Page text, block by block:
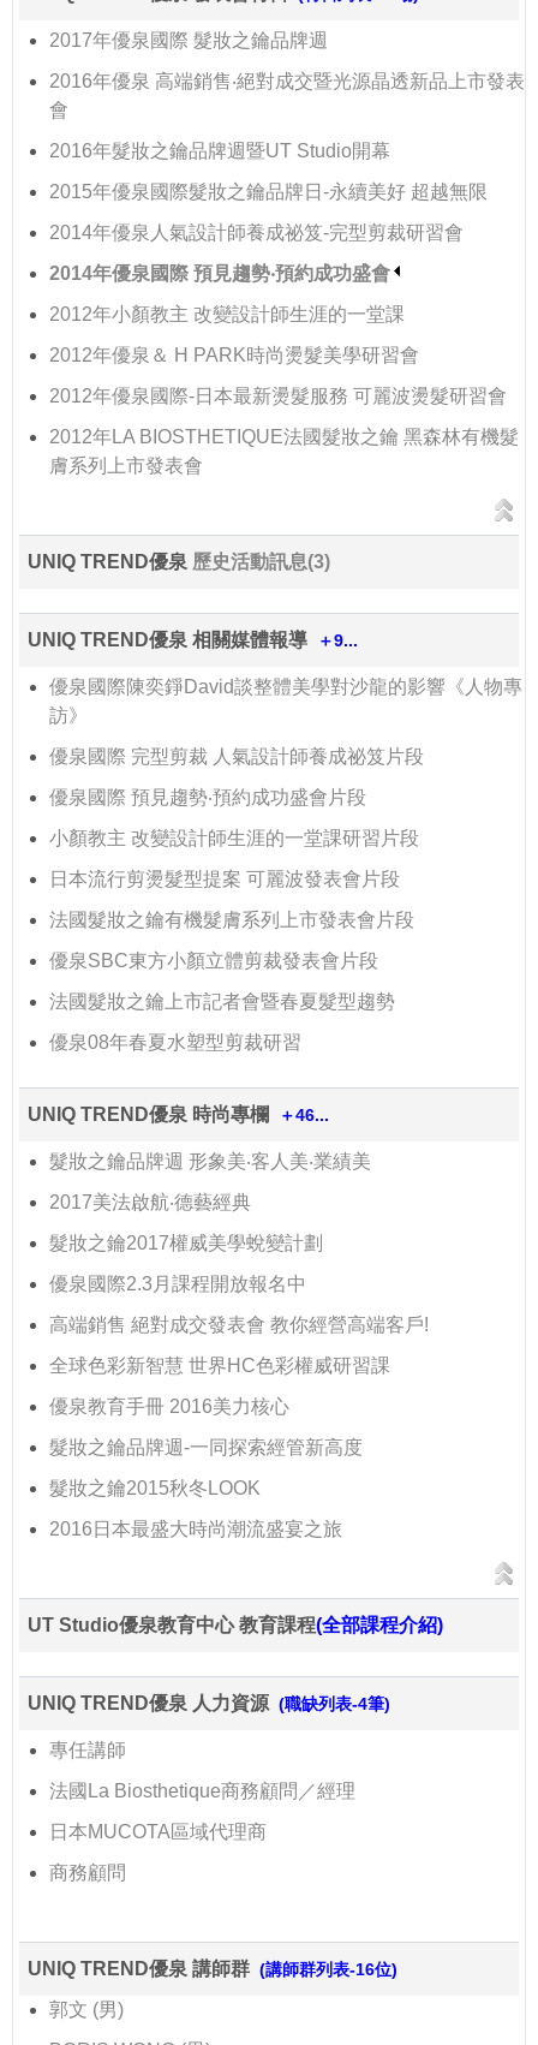
2017年優泉國際 髮妝之鑰品牌週
2016年優泉 高端銷售‧絕對成交暨光源晶透新品上市發表
會
2016年髮妝之鑰品牌週暨UT Studio開幕
2015年優泉國際髮妝之鑰品牌日-永續美好 超越無限
2014年優泉人氣設計師養成祕笈-完型剪裁研習會
2014年優泉國際 預見趨勢‧預約成功盛會
2012年小顏教主 改變設計師生涯的一堂課
2012年優泉＆ H PARK時尚燙髮美學研習會
2012年優泉國際-日本最新燙髮服務 可麗波燙髮研習會
2012年LA BIOSTHETIQUE法國髮妝之鑰 黑森林有機髮
膚系列上市發表會
UNIQ TREND優泉 歷史活動訊息(3)
UNIQ TREND優泉 相關媒體報導 ＋9...
優泉國際陳奕錚David談整體美學對沙龍的影響《人物專
訪》
優泉國際 完型剪裁 人氣設計師養成祕笈片段
優泉國際 預見趨勢‧預約成功盛會片段
小顏教主 改變設計師生涯的一堂課研習片段
日本流行剪燙髮型提案 可麗波發表會片段
法國髮妝之鑰有機髮膚系列上市發表會片段
優泉SBC東方小顏立體剪裁發表會片段
法國髮妝之鑰上市記者會暨春夏髮型趨勢
優泉08年春夏水塑型剪裁研習
UNIQ TREND優泉 時尚專欄 ＋46...
髮妝之鑰品牌週 形象美‧客人美‧業績美
2017美法啟航‧德藝經典
髮妝之鑰2017權威美學蛻變計劃
優泉國際2.3月課程開放報名中
高端銷售 絕對成交發表會 教你經營高端客戶!
全球色彩新智慧 世界HC色彩權威研習課
優泉教育手冊 2016美力核心
髮妝之鑰品牌週-一同探索經管新高度
髮妝之鑰2015秋冬LOOK
2016日本最盛大時尚潮流盛宴之旅
UT Studio優泉教育中心 教育課程(全部課程介紹)
UNIQ TREND優泉 人力資源 (職缺列表-4筆)
專任講師
法國La Biosthetique商務顧問／經理
日本MUCOTA區域代理商
商務顧問
UNIQ TREND優泉 講師群 (講師群列表-16位)
郭文 (男)